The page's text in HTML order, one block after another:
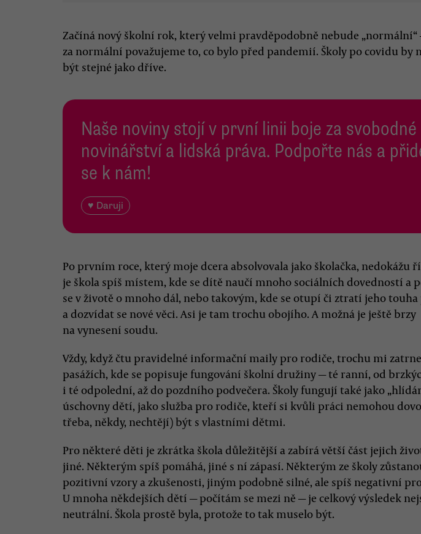
Začíná nový školní rok, který velmi pravděpodobně nebude
za normální považujeme to, co bylo před pandemií. Školy po covidu by
být stejné jako dříve.
Naše noviny stojí v první linii boje za svobodné
novinářství a lidská práva. Podpořte nás a
se k nám!
♥ Daruji
Po prvním roce, který moje dcera absolvovala jako školačka, nedokážu
je škola spíš místem, kde se dítě naučí mnoho sociálních dovedností a
se v životě o mnoho dál, nebo takovým, kde se otupí či ztratí jeho touha
a dozvídat se nové věci. Asi je tam trochu obojího. A možná je ještě brzy
na vynesení soudu.
Vždy, když čtu pravidelné informační maily pro rodiče, trochu mi
pasážích, kde se popisuje fungování školní družiny — té ranní, od
i té odpolední, až do pozdního podvečera. Školy fungují také jako
úschovny dětí, jako služba pro rodiče, kteří si kvůli práci nemohou
třeba, někdy, nechtějí) být s vlastními dětmi.
Pro některé děti je zkrátka škola důležitější a zabírá větší část jejich
jiné. Některým spíš pomáhá, jiné s ní zápasí. Některým ze školy
pozitivní vzory a zkušenosti, jiným podobně silné, ale spíš negativní
U mnoha někdejších dětí — počítám se mezi ně — je celkový výsledek
neutrální. Škola prostě byla, protože to tak muselo být.